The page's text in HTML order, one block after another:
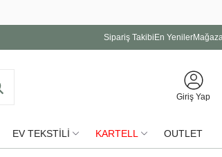
Sipariş Takibi En Yeniler
Giriş Yap
EV TEKSTİLİ KARTELL OUTLET